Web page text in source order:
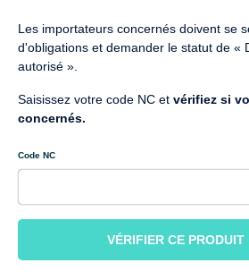
Les importateurs concernés doivent se
d'obligations et demander le statut de «
autorisé ».
Saisissez votre code NC et vérifiez si
concernés.
Code NC